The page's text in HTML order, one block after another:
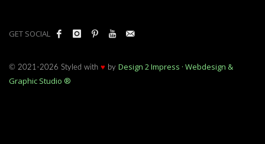
GET SOCIAL
© 2021-2026 Styled with ♥ by Design 2 Impress · Webdesign &
Graphic Studio ®